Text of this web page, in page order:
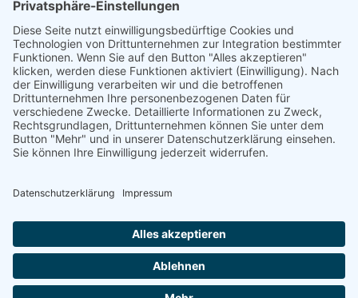
Impressum
AGB
Cookie-Einstellungen
© All rights reserved | Code & Design bym-page